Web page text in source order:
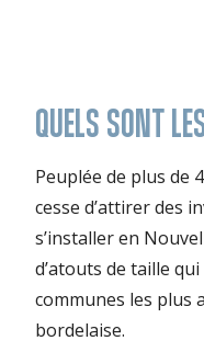
QUELS SONT
Peuplée de plus de
cesse d’attirer des
s’installer en
d’atouts de taille
communes les plus
bordelaise.